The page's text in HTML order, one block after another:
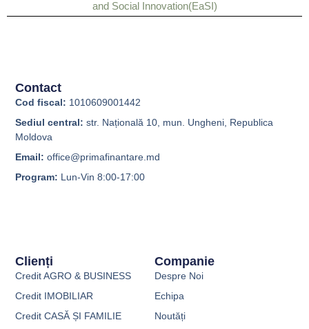
and Social Innovation(EaSI)
Companie
Despre Noi
Echipa
Noutăți
Clienți
Credit AGRO & BUSINESS
Credit IMOBILIAR
Credit CASĂ ȘI FAMILIE
Contact
Cod fiscal: 1010609001442
Sediul central: str. Națională 10, mun. Ungheni, Republica
Moldova
Email: office@primafinantare.md
Program: Lun-Vin 8:00-17:00